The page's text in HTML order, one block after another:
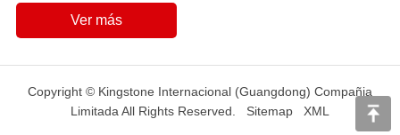
Ver más
Copyright © Kingstone Internacional (Guangdong) Compañia
Limitada All Rights Reserved. Sitemap XML